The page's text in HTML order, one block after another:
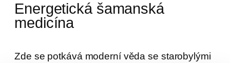
Energetická šamanská
medicína
Zde se potkává moderní věda se starobylými